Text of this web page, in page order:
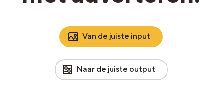
Van de juiste input
Naar de juiste output